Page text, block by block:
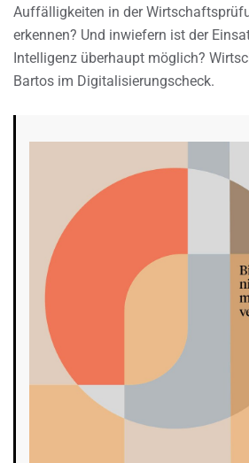
Auffälligkeiten in der
erkennen? Und inwiefern ist der
Intelligenz überhaupt möglich?
Bartos im Digitalisierungscheck.